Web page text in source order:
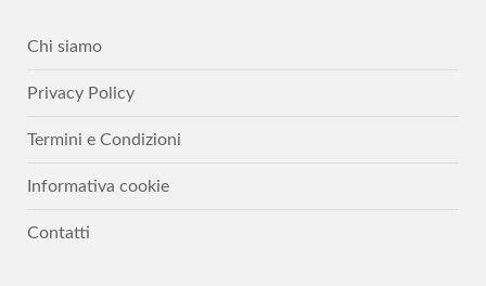
Chi siamo
Privacy Policy
Termini e Condizioni
Informativa cookie
Contatti